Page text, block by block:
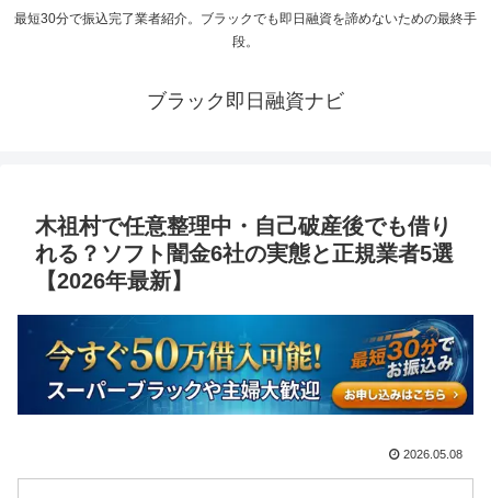
最短30分で振込完了業者紹介。ブラックでも即日融資を諦めないための最終手
段。
ブラック即日融資ナビ
木祖村で任意整理中・自己破産後でも借り
れる？ソフト闇金6社の実態と正規業者5選
【2026年最新】
2026.05.08